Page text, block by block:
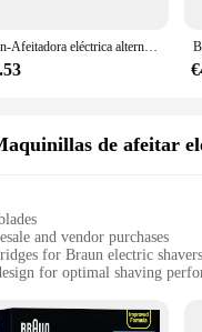
Braun-Afeitadora eléctrica alternante para hombre, cortador de lámina flotante 3010S, 110V-220V
de afeitar
and vendor purchases
for Braun electric shavers
for optimal shaving
daily grooming routines
in a set for a